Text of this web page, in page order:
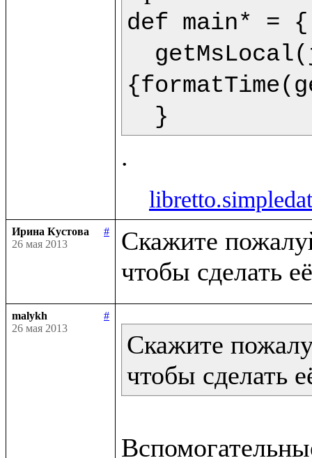
def main* = {
  }
Ирина Кустова
#
26 мая 2013
Скажите
malykh
#
26 мая 2013
Скажите
чтобы сделать